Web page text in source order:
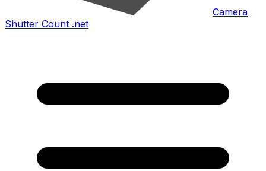
Camera
Shutter Count .net